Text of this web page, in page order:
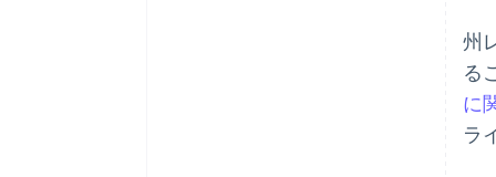
州
る
に
ラ